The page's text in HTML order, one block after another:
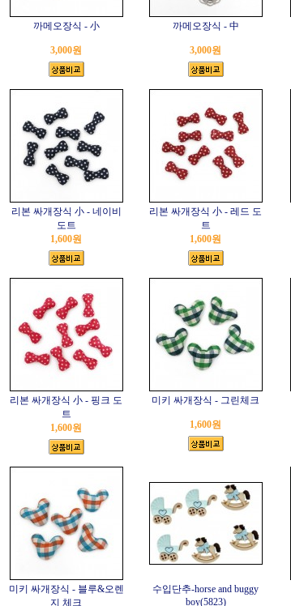
까메오장식 - 小
3,000원
까메오장식 - 中
3,000원
리본 싸개장식 小 - 네이비
도트
1,600원
리본 싸개장식 小 - 레드 도
트
1,600원
리본 싸개장식 小 - 핑크 도
트
1,600원
미키 싸개장식 - 그린체크
1,600원
미키 싸개장식 - 블루&오렌
지 체크
수입단추-horse and buggy
boy(5823)